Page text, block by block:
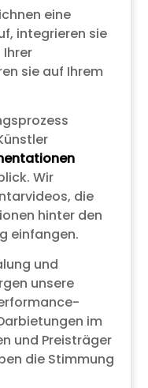
eine
integrieren sie
sie auf Ihrem
Wir
die
hinter den
einfangen.
und
unsere
im
und Preisträger
die Stimmung